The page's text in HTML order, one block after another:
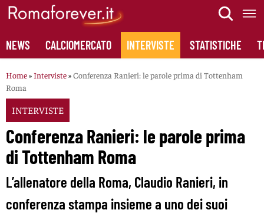
Skip
content
NEWS CALCIOMERCATO INTERVISTE STATISTICHE
Home»Interviste»Conferenza Ranieri: le parole prima di Tottenham
Roma
INTERVISTE
Conferenza Ranieri: le parole prima
di Tottenham Roma
L’allenatore della Roma, Claudio Ranieri, in
conferenza stampa insieme a uno dei suoi